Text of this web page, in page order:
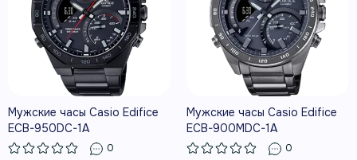
Мужские часы Casio Edifice
ECB-950DC-1A
0
Мужские часы Casio Edifice
ECB-900MDC-1A
0